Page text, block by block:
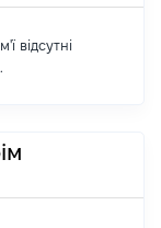
відсутні